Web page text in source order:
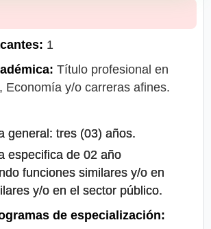
1
Título profesional en
Economía y/o carreras afines.
general: tres (03) años.
especifica de 02 año
funciones similares y/o en
y/o en el sector público.
de especialización: